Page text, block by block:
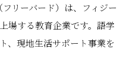
ーバード）は、フィジー
場する教育企業です。語学
、現地生活サポート事業を